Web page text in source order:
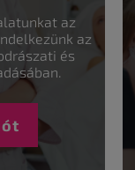
az
az
és